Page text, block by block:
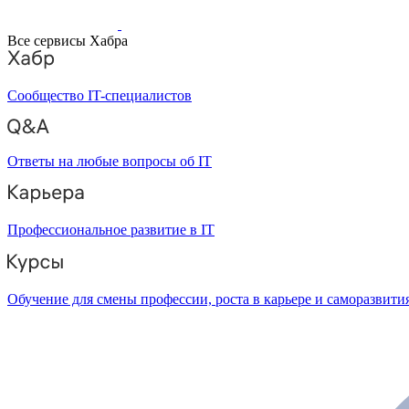
Все сервисы Хабра
Сообщество IT-специалистов
Ответы на любые вопросы об IT
Профессиональное развитие в IT
Обучение для смены профессии, роста в карьере и